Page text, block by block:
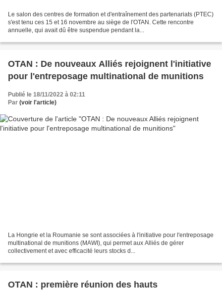
Le salon des centres de formation et d'entraînement des partenariats (PTEC)
s'est tenu ces 15 et 16 novembre au siège de l'OTAN. Cette rencontre
annuelle, qui avait dû être suspendue pendant la...
OTAN : De nouveaux Alliés rejoignent l'initiative
pour l'entreposage multinational de munitions
Publié le 18/11/2022 à 02:11
Par (voir l'article)
La Hongrie et la Roumanie se sont associées à l'initiative pour l'entreposage
multinational de munitions (MAWI), qui permet aux Alliés de gérer
collectivement et avec efficacité leurs stocks d...
OTAN : première réunion des hauts